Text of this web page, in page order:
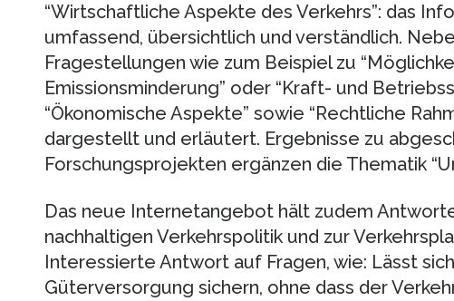
“Wirtschaftliche Aspekte des Verkehrs”: das
umfassend, übersichtlich und verständlich.
Fragestellungen wie zum Beispiel zu
Emissionsminderung” oder “Kraft- und
“Ökonomische Aspekte” sowie “Rechtliche
dargestellt und erläutert. Ergebnisse zu
Forschungsprojekten ergänzen die Thematik
Das neue Internetangebot hält zudem
nachhaltigen Verkehrspolitik und zur
Interessierte Antwort auf Fragen, wie: Lässt
Güterversorgung sichern, ohne dass der